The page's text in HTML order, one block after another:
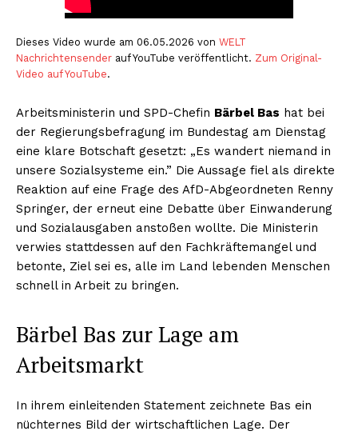
Dieses Video wurde am 06.05.2026 von WELT
Nachrichtensender auf YouTube veröffentlicht. Zum Original-
Video auf YouTube.
Arbeitsministerin und SPD-Chefin Bärbel Bas hat bei
der Regierungsbefragung im Bundestag am Dienstag
eine klare Botschaft gesetzt: „Es wandert niemand in
unsere Sozialsysteme ein.” Die Aussage fiel als direkte
Reaktion auf eine Frage des AfD-Abgeordneten Renny
Springer, der erneut eine Debatte über Einwanderung
und Sozialausgaben anstoßen wollte. Die Ministerin
verwies stattdessen auf den Fachkräftemangel und
betonte, Ziel sei es, alle im Land lebenden Menschen
schnell in Arbeit zu bringen.
Bärbel Bas zur Lage am
Arbeitsmarkt
In ihrem einleitenden Statement zeichnete Bas ein
nüchternes Bild der wirtschaftlichen Lage. Der